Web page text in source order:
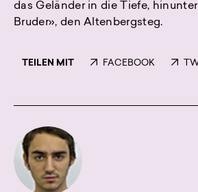
das Geländer in die Tiefe,
Bruder», den Altenbergsteg.
TEILEN MIT FACEBOOK